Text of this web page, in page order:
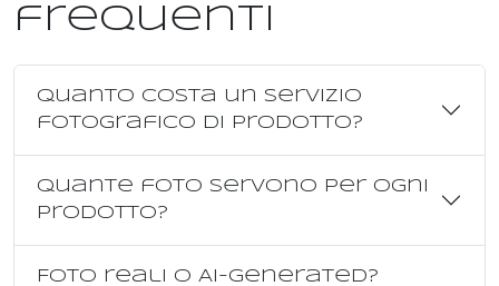
frequenti
Quanto costa un servizio
fotografico di prodotto?
Quante foto servono per ogni
prodotto?
Foto reali o AI-generated?